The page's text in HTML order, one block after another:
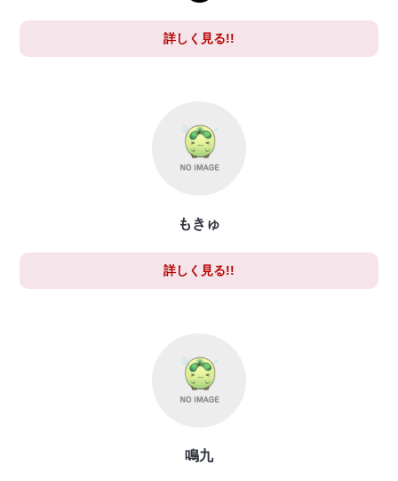
詳しく見る!!
もきゅ
詳しく見る!!
鳴九